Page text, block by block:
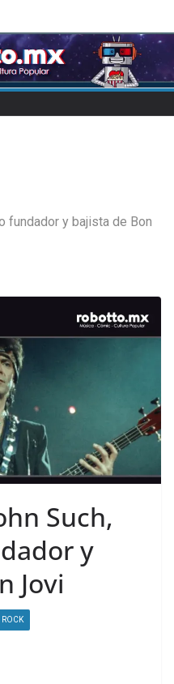
fundador y bajista de Bon
Such,
y
Jovi
ROCK